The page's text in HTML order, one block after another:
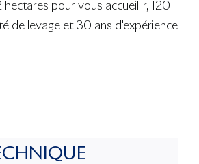
pour vous accueillir, 120
de levage et 30 ans d'expérience